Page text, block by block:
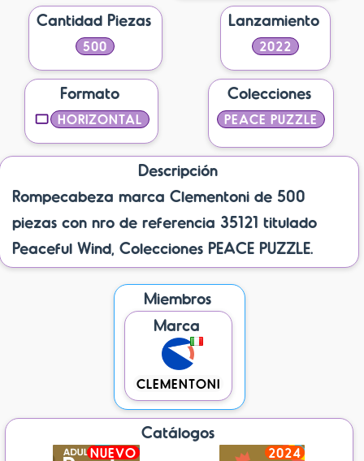
Cantidad Piezas
500
Lanzamiento
2022
Formato
HORIZONTAL
Colecciones
PEACE PUZZLE
Descripción
Rompecabeza marca Clementoni de 500
piezas con nro de referencia 35121 titulado
Peaceful Wind, Colecciones PEACE PUZZLE.
Miembros
Marca
CLEMENTONI
Catálogos
NUEVO 2024